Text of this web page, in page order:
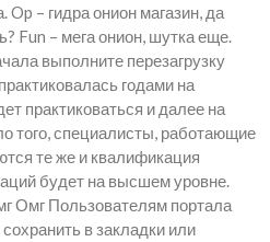
– гидра онион магазин, да
Fun – мега онион, шутка еще.
выполните перезагрузку
годами на
практиковаться и далее на
того, специалисты, работающие
те же и квалификация
будет на высшем уровне.
Омг Пользователям портала
в закладки или